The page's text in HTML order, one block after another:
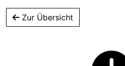
Zur Übersicht